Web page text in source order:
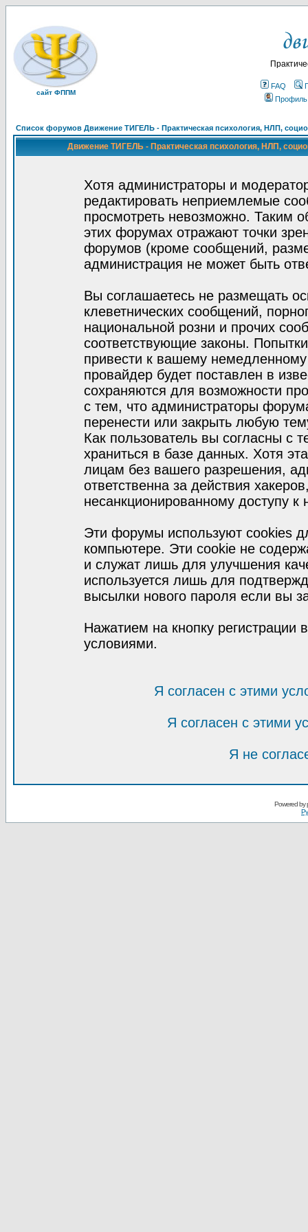
сайт ФППМ
FAQ
Профиль
Список форумов Движение ТИГЕЛЬ - Практическая психология, НЛП,
Движение ТИГЕЛЬ - Практическая психология, НЛП,
Хотя администраторы и
редактировать неприемлемые
просмотреть невозможно. Таким
этих форумах отражают точки
форумов (кроме сообщений,
администрация не может быть
Вы соглашаетесь не размещать
клеветнических сообщений,
национальной розни и прочих
соответствующие законы.
привести к вашему
провайдер будет поставлен в
сохраняются для возможности
с тем, что администраторы
перенести или закрыть любую
Как пользователь вы согласны с
храниться в базе данных. Хотя
лицам без вашего разрешения,
ответственна за действия
несанкционированному доступу к
Эти форумы используют cookies
компьютере. Эти cookie не
и служат лишь для улучшения
используется лишь для
высылки нового пароля если вы
Нажатием на кнопку регистрации
условиями.
Я согласен с этими
Я согласен с этими
Я не
Powered by